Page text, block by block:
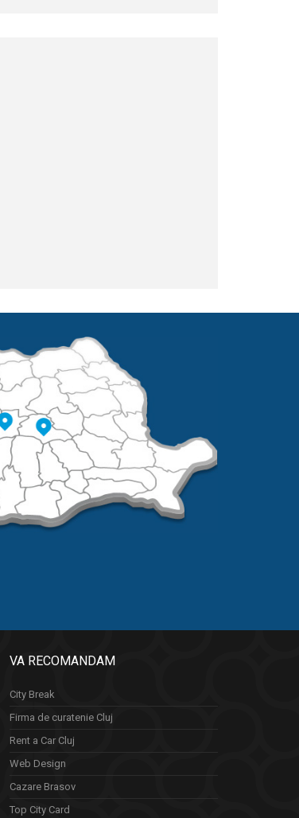
VA RECOMANDAM
City Break
Firma de curatenie Cluj
Rent a Car Cluj
Web Design
Cazare Brasov
Top City Card